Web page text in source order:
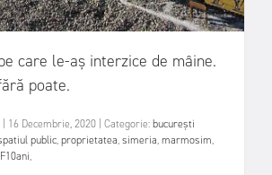
care le-aș interzice de mâine.
poate.
16 Decembrie, 2020 Categorie:bucurești
public,proprietatea,simeria,marmosim,
,